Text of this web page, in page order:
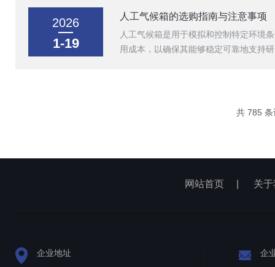
2026
1-19
人工气候箱的选购指南与注意事项
人工气候箱是用于模拟和控制特定环境
用成本，以确保其能够稳定可靠地支持
共 785
网站首页 关
企业地址 企